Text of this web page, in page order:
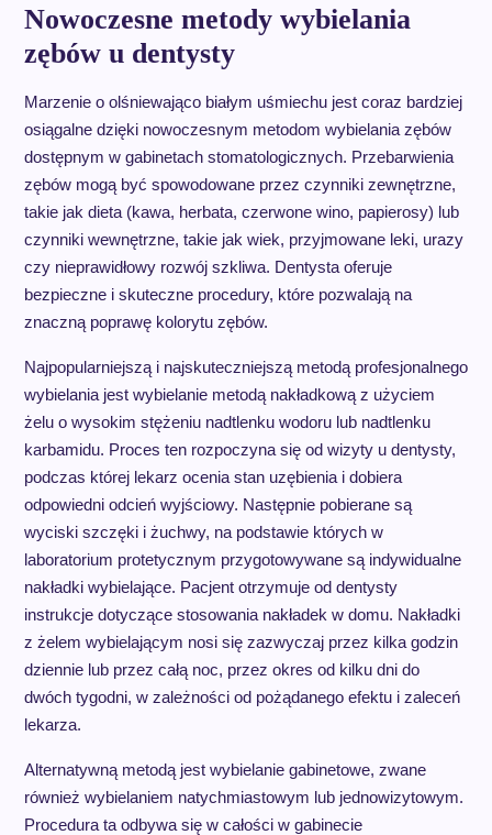
Nowoczesne metody wybielania
zębów u dentysty
Marzenie o olśniewająco białym uśmiechu jest coraz bardziej
osiągalne dzięki nowoczesnym metodom wybielania zębów
dostępnym w gabinetach stomatologicznych. Przebarwienia
zębów mogą być spowodowane przez czynniki zewnętrzne,
takie jak dieta (kawa, herbata, czerwone wino, papierosy) lub
czynniki wewnętrzne, takie jak wiek, przyjmowane leki, urazy
czy nieprawidłowy rozwój szkliwa. Dentysta oferuje
bezpieczne i skuteczne procedury, które pozwalają na
znaczną poprawę kolorytu zębów.
Najpopularniejszą i najskuteczniejszą metodą profesjonalnego
wybielania jest wybielanie metodą nakładkową z użyciem
żelu o wysokim stężeniu nadtlenku wodoru lub nadtlenku
karbamidu. Proces ten rozpoczyna się od wizyty u dentysty,
podczas której lekarz ocenia stan uzębienia i dobiera
odpowiedni odcień wyjściowy. Następnie pobierane są
wyciski szczęki i żuchwy, na podstawie których w
laboratorium protetycznym przygotowywane są indywidualne
nakładki wybielające. Pacjent otrzymuje od dentysty
instrukcje dotyczące stosowania nakładek w domu. Nakładki
z żelem wybielającym nosi się zazwyczaj przez kilka godzin
dziennie lub przez całą noc, przez okres od kilku dni do
dwóch tygodni, w zależności od pożądanego efektu i zaleceń
lekarza.
Alternatywną metodą jest wybielanie gabinetowe, zwane
również wybielaniem natychmiastowym lub jednowizytowym.
Procedura ta odbywa się w całości w gabinecie